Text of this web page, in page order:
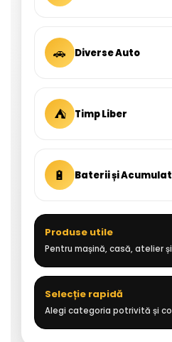
🚗 Diverse Auto
⛺ Timp Liber
🔋 Baterii și
Produse utile
Pentru mașină, casă, atelier
Selecție rapidă
Alegi categoria potrivită și